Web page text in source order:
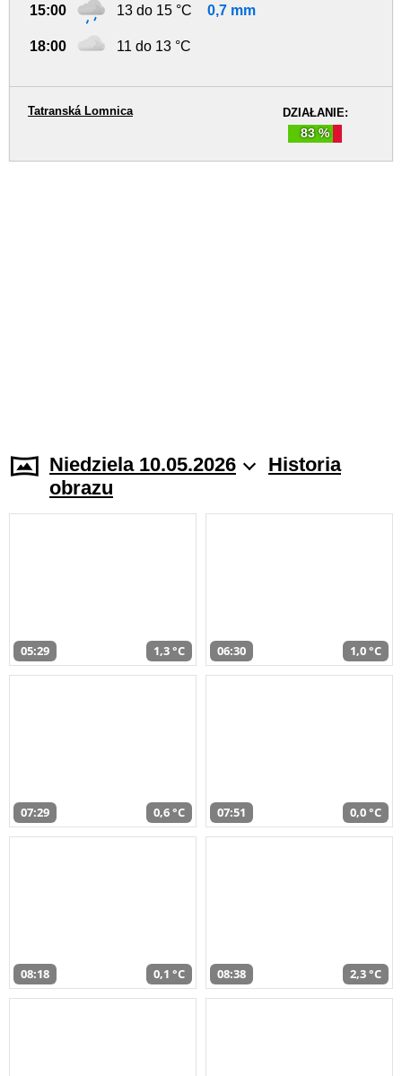
15:00 13 do 15 °C 0,7 mm
18:00 11 do 13 °C
DZIAŁANIE:
83 %
Tatranská Lomnica
Niedziela 10.05.2026
Historia
obrazu
05:29 1,3 °C 06:30 1,0 °C
07:29 0,6 °C 07:51 0,0 °C
08:18 0,1 °C 08:38 2,3 °C